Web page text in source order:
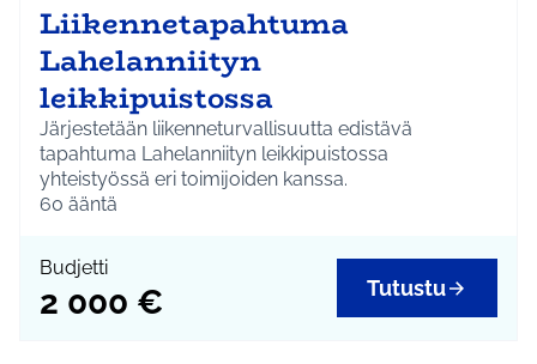
Liikennetapahtuma
Lahelanniityn
leikkipuistossa
Järjestetään liikenneturvallisuutta edistävä
tapahtuma Lahelanniityn leikkipuistossa
yhteistyössä eri toimijoiden kanssa.
60 ääntä
Budjetti
2 000 € Tutustu